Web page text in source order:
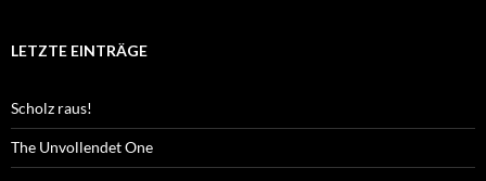
LETZTE EINTRÄGE
Scholz raus!
The Unvollendet One